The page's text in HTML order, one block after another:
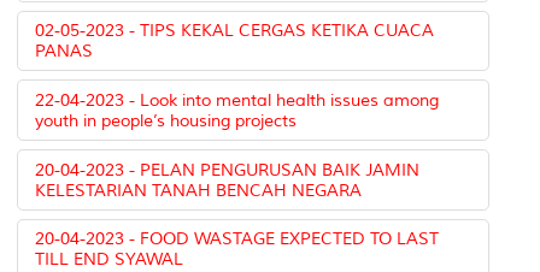
02-05-2023 - TIPS KEKAL CERGAS KETIKA CUACA
PANAS
22-04-2023 - Look into mental health issues among
youth in people’s housing projects
20-04-2023 - PELAN PENGURUSAN BAIK JAMIN
KELESTARIAN TANAH BENCAH NEGARA
20-04-2023 - FOOD WASTAGE EXPECTED TO LAST
TILL END SYAWAL